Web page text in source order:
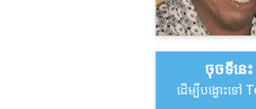
ចុច​ទីនេះ
ដើម្បីបង្ហោះទៅ